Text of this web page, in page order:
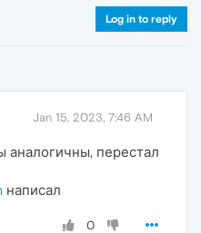
Log in to reply
Jan 15, 2023, 7:46 AM
аналогичны, перестал
написал
0